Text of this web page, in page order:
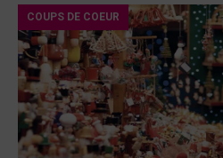
COUPS DE COEUR